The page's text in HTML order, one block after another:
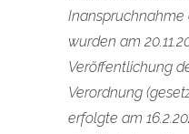
Inanspruchnahme
wurden am
Veröffentlichung
Verordnung
erfolgte am